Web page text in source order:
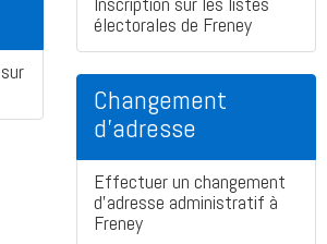
électorales de Freney
Changement
d'adresse
Effectuer un changement
d'adresse administratif à
Freney